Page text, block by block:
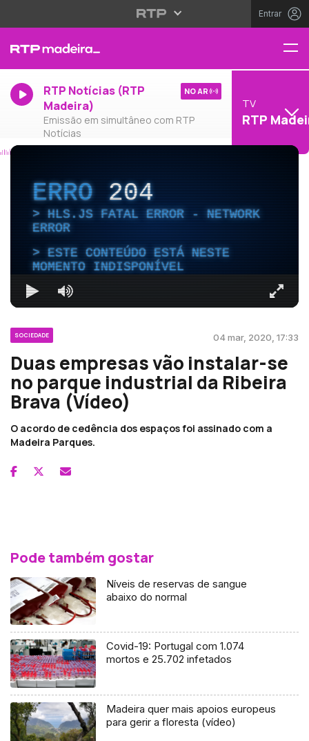
Entrar
RTP Notícias (RTP
Madeira)
Emissão em simultâneo com RTP
Notícias
NO AR
TV
RTP
ERRO204
HLS.JS FATAL ERROR - NETWORK
ERROR
ESTE CONTEÚDO ESTÁ NESTE
MOMENTO INDISPONÍVEL
SOCIEDADE 04 mar, 2020, 17:33
Duas empresas vão instalar-se
no parque industrial da Ribeira
Brava (Vídeo)
O acordo de cedência dos espaços foi assinado com a
Madeira Parques.
Pode também gostar
Níveis de reservas de sangue
abaixo do normal
Covid-19: Portugal com 1.074
mortos e 25.702 infetados
Madeira quer mais apoios europeus
para gerir a floresta (vídeo)